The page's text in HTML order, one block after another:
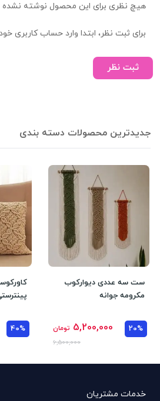
هیچ نظری برای این محصول نوشته
برای ثبت نظر، ابتدا وارد حساب کاربری
ثبت نظر
جدیدترین محصولات دسته بندی
ست سه عددی دیوارکوب
مکرومه جوانه
20%
5,200,000 تومان
6,500,000
40%
خدمات مشتریان